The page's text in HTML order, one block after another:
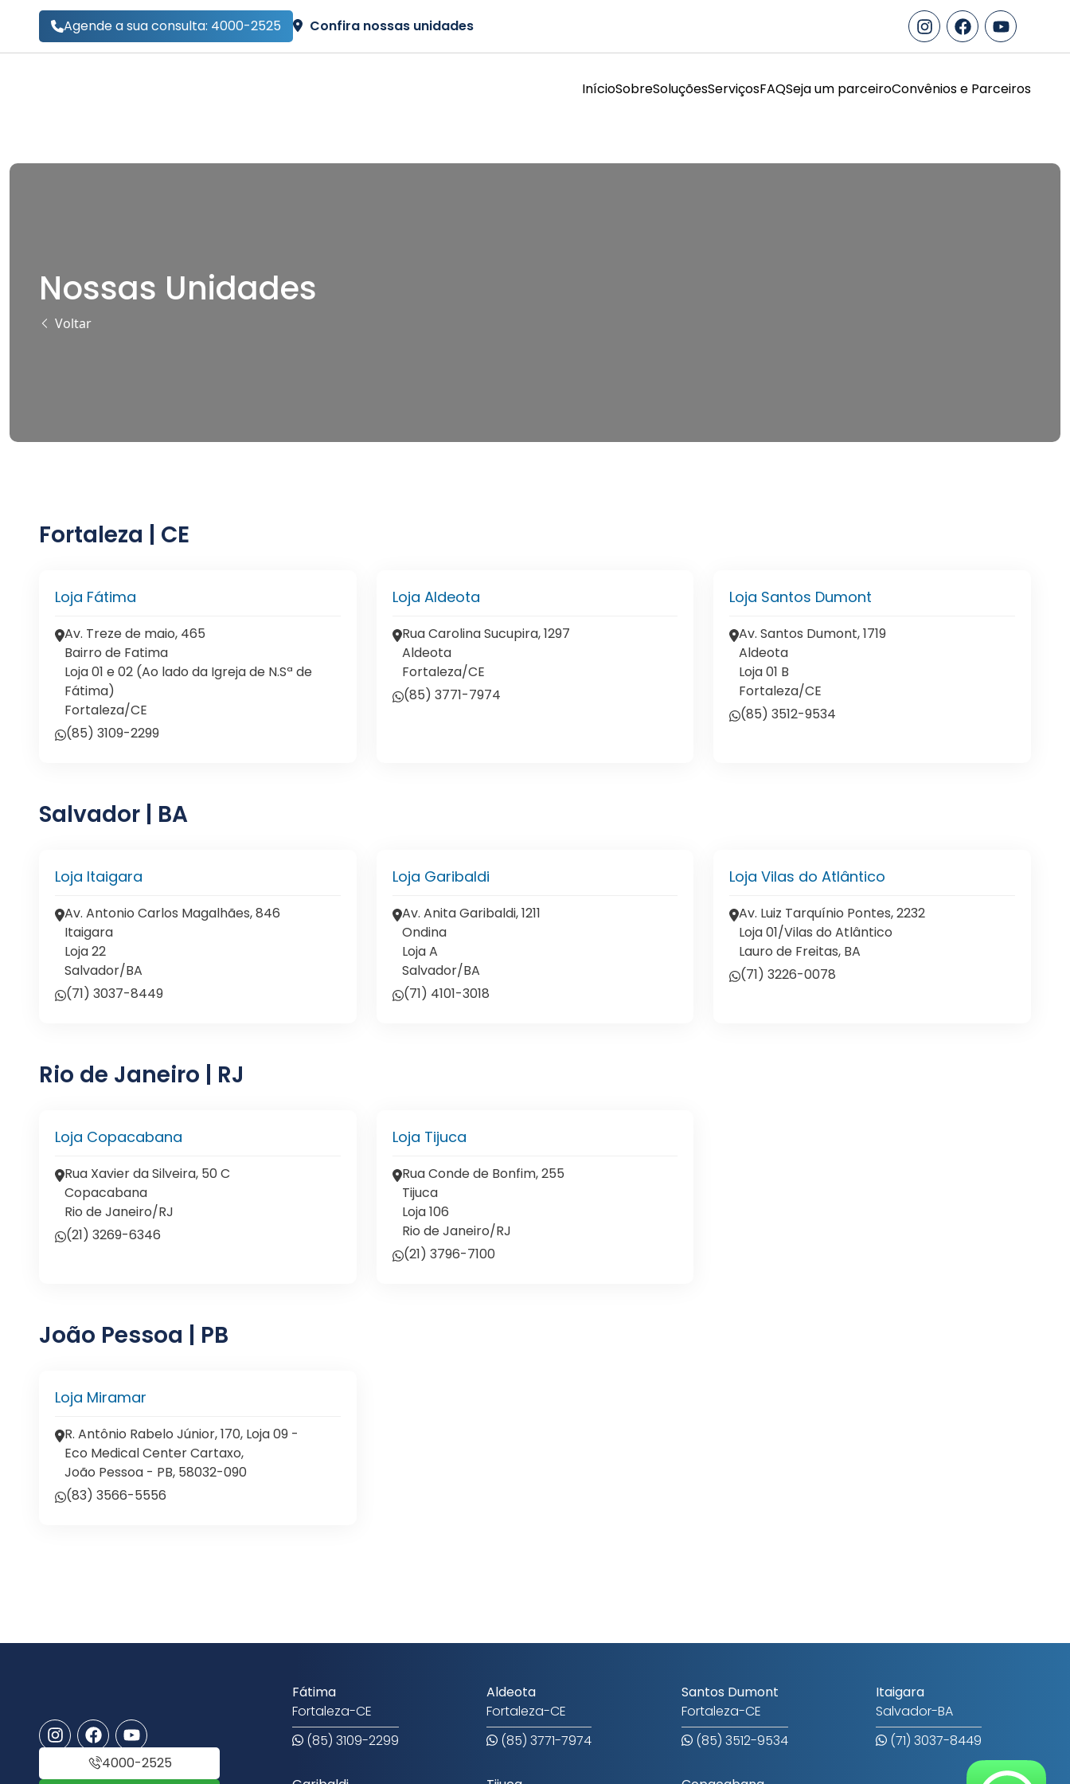
Agende a sua consulta: 4000-2525 Confira nossas unidades
InícioSobreSoluçõesServiçosFAQSeja um parceiroConvênios e Parceiros
Nossas Unidades
Voltar
Fortaleza | CE
Loja Fátima
Av. Treze de maio, 465
Bairro de Fatima
Loja 01 e 02 (Ao lado da Igreja de N.Sª de
Fátima)
Fortaleza/CE
(85) 3109-2299
Loja Aldeota
Rua Carolina Sucupira, 1297
Aldeota
Fortaleza/CE
(85) 3771-7974
Loja Santos Dumont
Av. Santos Dumont, 1719
Aldeota
Loja 01 B
Fortaleza/CE
(85) 3512-9534
Salvador | BA
Loja Itaigara
Av. Antonio Carlos Magalhães, 846
Itaigara
Loja 22
Salvador/BA
(71) 3037-8449
Loja Garibaldi
Av. Anita Garibaldi, 1211
Ondina
Loja A
Salvador/BA
(71) 4101-3018
Loja Vilas do Atlântico
Av. Luiz Tarquínio Pontes, 2232
Loja 01/Vilas do Atlântico
Lauro de Freitas, BA
(71) 3226-0078
Rio de Janeiro | RJ
Loja Copacabana
Rua Xavier da Silveira, 50 C
Copacabana
Rio de Janeiro/RJ
(21) 3269-6346
Loja Tijuca
Rua Conde de Bonfim, 255
Tijuca
Loja 106
Rio de Janeiro/RJ
(21) 3796-7100
João Pessoa | PB
Loja Miramar
R. Antônio Rabelo Júnior, 170, Loja 09 -
Eco Medical Center Cartaxo,
João Pessoa - PB, 58032-090
(83) 3566-5556
4000-2525
Fátima
Fortaleza-CE
(85) 3109-2299
Aldeota
Fortaleza-CE
(85) 3771-7974
Santos Dumont
Fortaleza-CE
(85) 3512-9534
Itaigara
Salvador-BA
(71) 3037-8449